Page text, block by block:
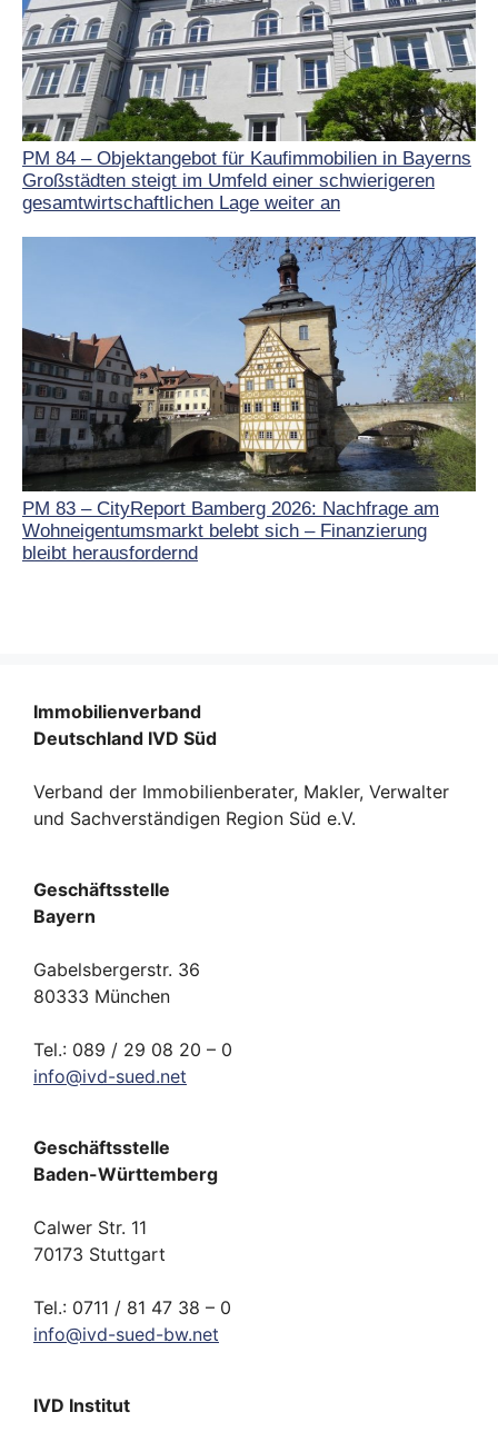
PM 84 – Objektangebot für Kaufimmobilien in Bayerns
Großstädten steigt im Umfeld einer schwierigeren
gesamtwirtschaftlichen Lage weiter an
PM 83 – CityReport Bamberg 2026: Nachfrage am
Wohneigentumsmarkt belebt sich – Finanzierung
bleibt herausfordernd
Immobilienverband
Deutschland IVD Süd
Verband der Immobilienberater, Makler, Verwalter
und Sachverständigen Region Süd e.V.
Geschäftsstelle
Bayern
Gabelsbergerstr. 36
80333 München
Tel.: 089 / 29 08 20 – 0
info@ivd-sued.net
Geschäftsstelle
Baden-Württemberg
Calwer Str. 11
70173 Stuttgart
Tel.: 0711 / 81 47 38 – 0
info@ivd-sued-bw.net
IVD Institut